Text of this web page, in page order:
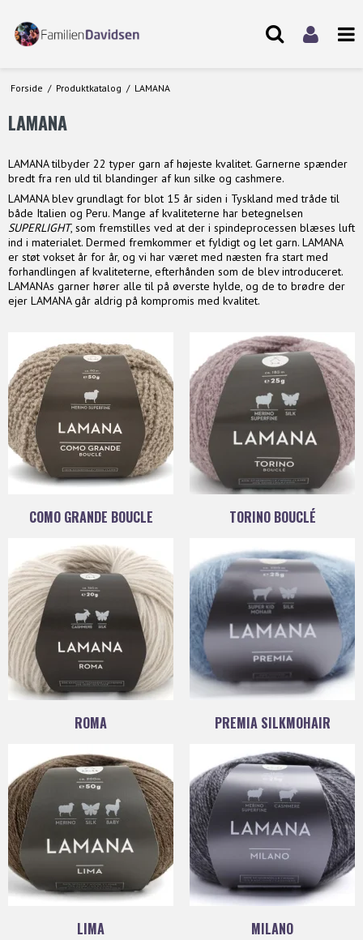
Forside / Produktkatalog / LAMANA
LAMANA
LAMANA tilbyder 22 typer garn af højeste kvalitet. Garnerne spænder
bredt fra ren uld til blandinger af kun silke og cashmere.
LAMANA blev grundlagt for blot 15 år siden i Tyskland med tråde til
både Italien og Peru. Mange af kvaliteterne har betegnelsen
SUPERLIGHT, som fremstilles ved at der i spindeprocessen blæses luft
ind i materialet. Dermed fremkommer et fyldigt og let garn. LAMANA
er støt vokset år for år, og vi har været med næsten fra start med
forhandlingen af kvaliteterne, efterhånden som de blev introduceret.
LAMANAs garner hører alle til på øverste hylde, og de to brødre der
ejer LAMANA går aldrig på kompromis med kvalitet.
COMO GRANDE BOUCLE TORINO BOUCLÉ
ROMA PREMIA SILKMOHAIR
LIMA MILANO